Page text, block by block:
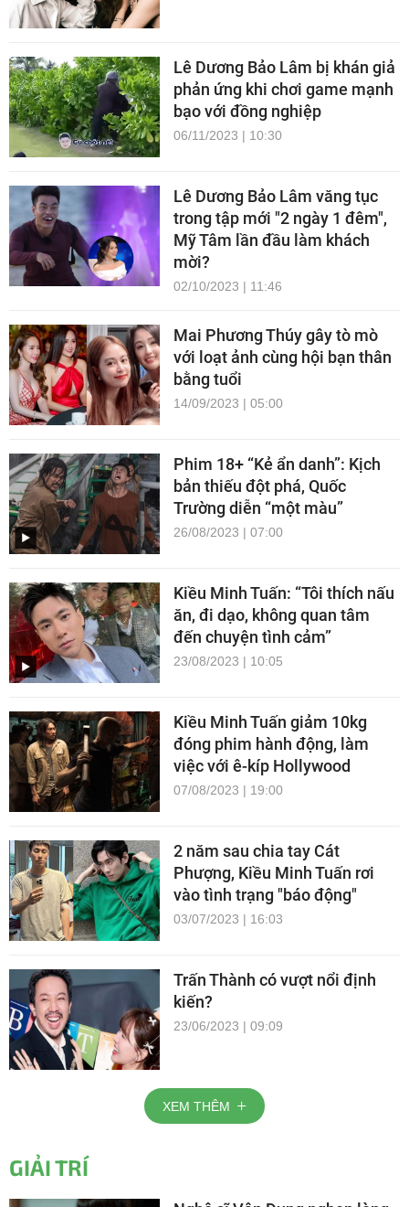
Lê Dương Bảo Lâm bị khán giả
phản ứng khi chơi game mạnh
bạo với đồng nghiệp
06/11/2023 | 10:30
Lê Dương Bảo Lâm văng tục
trong tập mới "2 ngày 1 đêm",
Mỹ Tâm lần đầu làm khách
mời?
02/10/2023 | 11:46
Mai Phương Thúy gây tò mò
với loạt ảnh cùng hội bạn thân
bằng tuổi
14/09/2023 | 05:00
Phim 18+ “Kẻ ẩn danh”: Kịch
bản thiếu đột phá, Quốc
Trường diễn “một màu”
26/08/2023 | 07:00
Kiều Minh Tuấn: “Tôi thích nấu
ăn, đi dạo, không quan tâm
đến chuyện tình cảm”
23/08/2023 | 10:05
Kiều Minh Tuấn giảm 10kg
đóng phim hành động, làm
việc với ê-kíp Hollywood
07/08/2023 | 19:00
2 năm sau chia tay Cát
Phượng, Kiều Minh Tuấn rơi
vào tình trạng "báo động"
03/07/2023 | 16:03
Trấn Thành có vượt nổi định
kiến?
23/06/2023 | 09:09
XEM THÊM
GIẢI TRÍ